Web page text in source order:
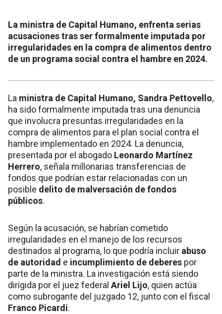
La ministra de Capital Humano, enfrenta serias
acusaciones tras ser formalmente imputada por
irregularidades en la compra de alimentos dentro
de un programa social contra el hambre en 2024.
La ministra de Capital Humano, Sandra Pettovello,
ha sido formalmente imputada tras una denuncia
que involucra presuntas irregularidades en la
compra de alimentos para el plan social contra el
hambre implementado en 2024. La denuncia,
presentada por el abogado Leonardo Martínez
Herrero, señala millonarias transferencias de
fondos que podrían estar relacionadas con un
posible delito de malversación de fondos
públicos.
Según la acusación, se habrían cometido
irregularidades en el manejo de los recursos
destinados al programa, lo que podría incluir abuso
de autoridad e incumplimiento de deberes por
parte de la ministra. La investigación está siendo
dirigida por el juez federal Ariel Lijo, quien actúa
como subrogante del juzgado 12, junto con el fiscal
Franco Picardi.